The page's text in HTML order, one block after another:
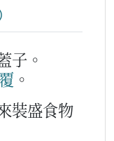
子。
覆 。
裝盛食物